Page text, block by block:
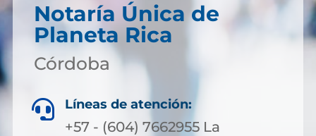
Notaría Única de
Planeta Rica
Córdoba
 Líneas de atención:
+57 - (604) 7662955 La